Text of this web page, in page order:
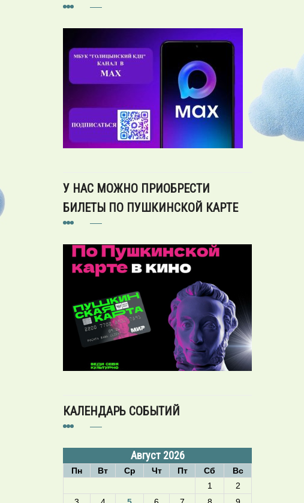
У НАС МОЖНО ПРИОБРЕСТИ
БИЛЕТЫ ПО ПУШКИНСКОЙ КАРТЕ
КАЛЕНДАРЬ СОБЫТИЙ
Август 2026
Пн Вт Ср Чт Пт Сб
Вс
1
2